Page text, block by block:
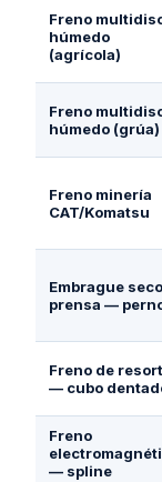
Freno
húmedo
(agrícola)
Freno
húmedo (grúa)
Freno minería
CAT/Komatsu
Embrague seco
prensa —
Freno de
— cubo
Freno
— spline